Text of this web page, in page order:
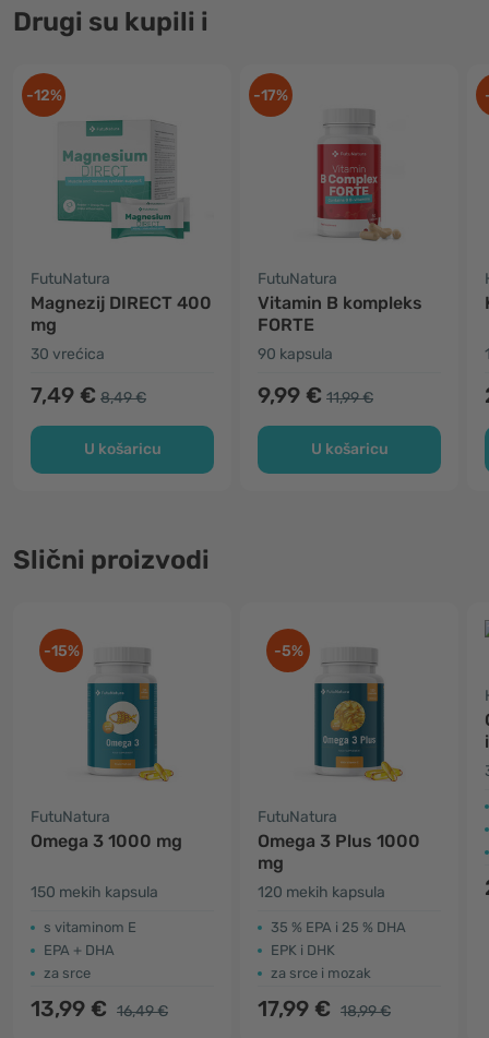
Drugi su kupili i
-12%
FutuNatura
Magnezij DIRECT 400
mg
30 vrećica
7,49 € 8,49 €
U košaricu
-17%
FutuNatura
Vitamin B kompleks
FORTE
90 kapsula
9,99 € 11,99 €
U košaricu
Slični proizvodi
-15%
FutuNatura
Omega 3 1000 mg
150 mekih kapsula
s vitaminom E
EPA + DHA
za srce
13,99 € 16,49 €
-5%
FutuNatura
Omega 3 Plus 1000
mg
120 mekih kapsula
35 % EPA i 25 % DHA
EPK i DHK
za srce i mozak
17,99 € 18,99 €